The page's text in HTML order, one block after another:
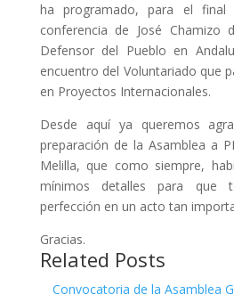
ha programado, para el
conferencia de José Chamizo
Defensor del Pueblo en
encuentro del Voluntariado que
en Proyectos Internacionales.
Desde aquí ya queremos
preparación de la Asamblea a
Melilla, que como siempre,
mínimos detalles para que
perfección en un acto tan
Gracias.
Related Posts
Convocatoria de la Asamblea